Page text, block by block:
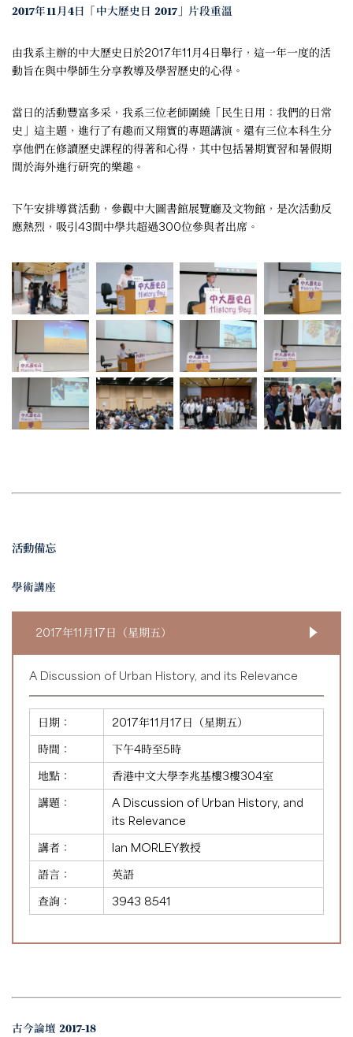
2017年11月4日「中大歷史日 2017」片段重溫
由我系主辦的中大歷史日於2017年11月4日舉行，這一年一度的活
動旨在與中學師生分享教導及學習歷史的心得。
當日的活動豐富多采，我系三位老師圍繞「民生日用：我們的日常
史」這主題，進行了有趣而又翔實的專題講演。還有三位本科生分
享他們在修讀歷史課程的得著和心得，其中包括暑期實習和暑假期
間於海外進行研究的樂趣。
下午安排導賞活動，參觀中大圖書館展覽廳及文物館，是次活動反
應熱烈，吸引43間中學共超過300位參與者出席。
活動備忘
學術講座
2017年11月17日（星期五）
A Discussion of Urban History, and its Relevance
日期：
2017年11月17日（星期五）
時間：
下午4時至5時
地點：
香港中文大學李兆基樓3樓304室
講題：
A Discussion of Urban History, and
its Relevance
講者：
Ian MORLEY教授
語言：
英語
查詢：
3943 8541
古今論壇 2017-18